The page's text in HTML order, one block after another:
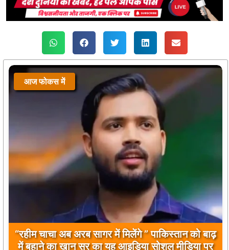
आज फोकस में
बिलावल भुट्टो द्वारा सिंधु नदी और भारत को लेकर दिए गए